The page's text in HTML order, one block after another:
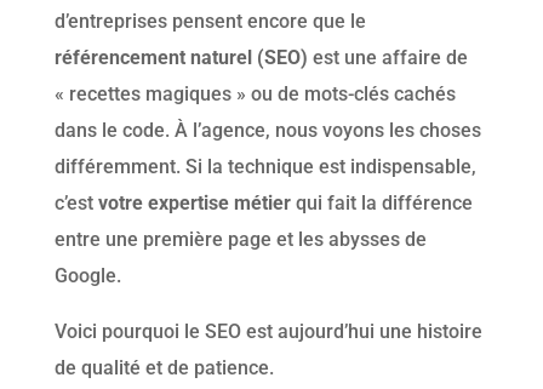
d’entreprises pensent encore que le
référencement naturel (SEO) est une affaire de
« recettes magiques » ou de mots-clés cachés
dans le code. À l’agence, nous voyons les choses
différemment. Si la technique est indispensable,
c’est votre expertise métierqui fait la différence
entre une première page et les abysses de
Google.
Voici pourquoi le SEO est aujourd’hui une histoire
de qualité et de patience.